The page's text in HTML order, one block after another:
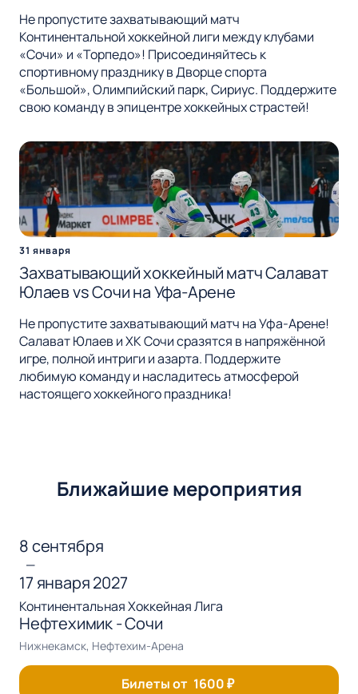
Не пропустите захватывающий матч
Континентальной хоккейной лиги между клубами
«Сочи» и «Торпедо»! Присоединяйтесь к
спортивному празднику в Дворце спорта
«Большой», Олимпийский парк, Сириус. Поддержите
свою команду в эпицентре хоккейных страстей!
31 января
Захватывающий хоккейный матч Салават
Юлаев vs Сочи на Уфа-Арене
Не пропустите захватывающий матч на Уфа-Арене!
Салават Юлаев и ХК Сочи сразятся в напряжённой
игре, полной интриги и азарта. Поддержите
любимую команду и насладитесь атмосферой
настоящего хоккейного праздника!
Ближайшие мероприятия
8 сентября
—
17 января 2027
Континентальная Хоккейная Лига
Нефтехимик - Сочи
Нижнекамск, Нефтехим-Арена
Билеты от 1600₽